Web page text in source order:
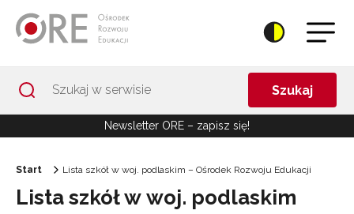
Szukaj
Newsletter ORE – zapisz się!
Start Lista szkół w woj. podlaskim – Ośrodek Rozwoju Edukacji
Lista szkół w woj. podlaskim